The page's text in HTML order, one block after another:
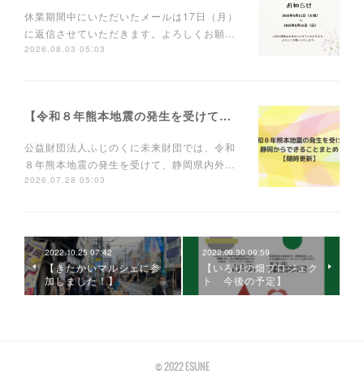
休業期間中にいただいたメールは17日（月）
に返信させていただきます。よろしくお願…
2026.08.03 05:03
【令和８年熊本地震の発生を受けて静岡からできることを】
公益財団法人ふじのくに未来財団では、令和
８年熊本地震の発生を受けて、静岡県内外…
2026.07.28 05:03
2022.10.25 07:42
【きたかいマルシェに参
加しました！】
2022.09.30 09:59
【いろりの畑プロジェク
ト 今後の予定】
©︎ 2022 ESUNE